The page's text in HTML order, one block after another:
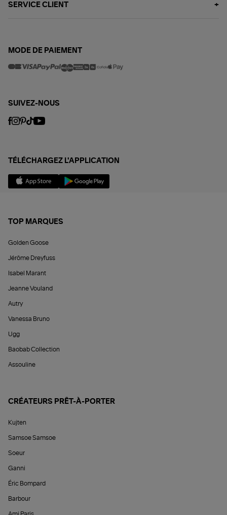
SERVICE CLIENT
MODE DE PAIEMENT
SUIVEZ-NOUS
TÉLÉCHARGEZ L'APPLICATION
TOP MARQUES
Golden Goose
Jérôme Dreyfuss
Isabel Marant
Jeanne Vouland
Autry
Vanessa Bruno
Ugg
Baobab Collection
Assouline
CRÉATEURS PRÊT-À-PORTER
Kujten
Samsoe Samsoe
Soeur
Ganni
Éric Bompard
Barbour